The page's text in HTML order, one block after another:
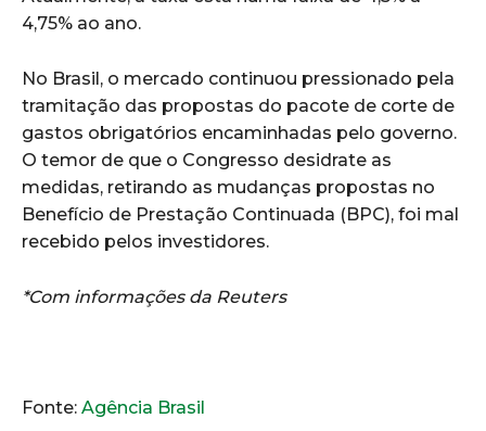
4,75% ao ano.
No Brasil, o mercado continuou pressionado pela
tramitação das propostas do pacote de corte de
gastos obrigatórios encaminhadas pelo governo.
O temor de que o Congresso desidrate as
medidas, retirando as mudanças propostas no
Benefício de Prestação Continuada (BPC), foi mal
recebido pelos investidores.
*Com informações da Reuters
Fonte: Agência Brasil